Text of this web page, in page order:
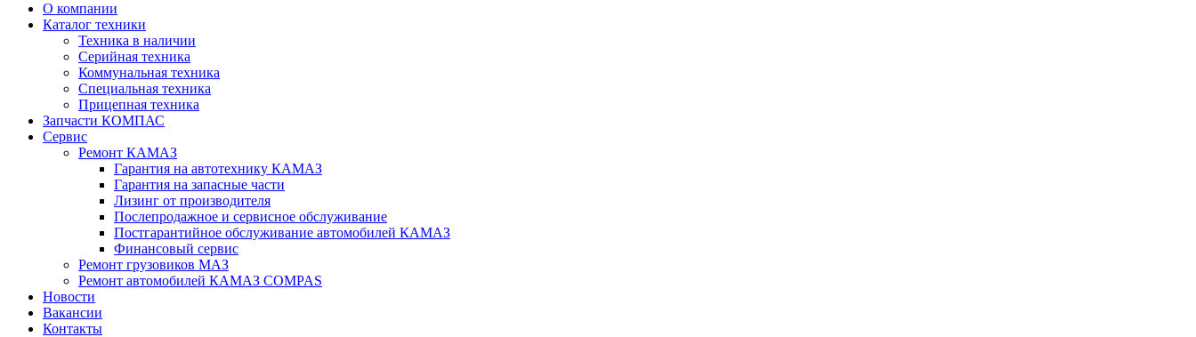
О компании
Каталог техники
Техника в наличии
Серийная техника
Коммунальная техника
Специальная техника
Прицепная техника
Запчасти КОМПАС
Сервис
Ремонт КАМАЗ
Гарантия на автотехнику КАМАЗ
Гарантия на запасные части
Лизинг от производителя
Послепродажное и сервисное обслуживание
Постгарантийное обслуживание автомобилей КАМАЗ
Финансовый сервис
Ремонт грузовиков МАЗ
Ремонт автомобилей КАМАЗ COMPAS
Новости
Вакансии
Контакты